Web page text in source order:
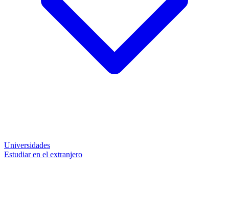
Universidades
Estudiar en el extranjero